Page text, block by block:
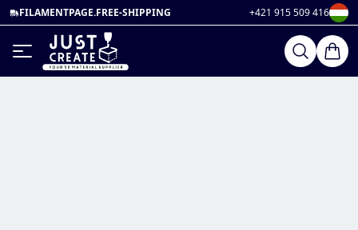
FILAMENTPAGE.FREE-SHIPPING +421 915 509 416